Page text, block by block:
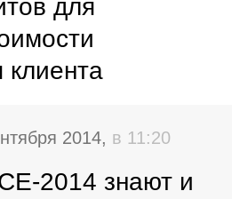
для
клиента
2014, в 11:20
2014 знают и